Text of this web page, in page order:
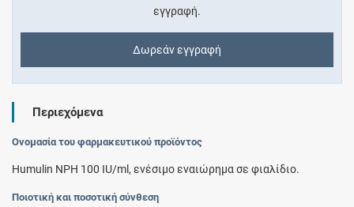
εγγραφή.
Δωρεάν εγγραφή
Περιεχόμενα
Ονομασία του φαρμακευτικού προϊόντος
Humulin NPH 100 IU/ml, ενέσιμο εναιώρημα σε φιαλίδιο.
Ποιοτική και ποσοτική σύνθεση